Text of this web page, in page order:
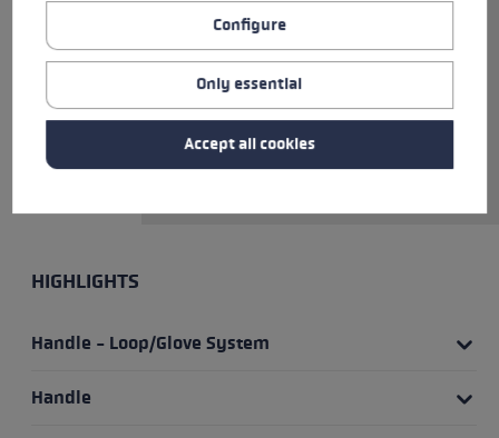
sensationally light thanks to
system delivers superior control
thanks to direct contact
between glove and pole, easy to
clip in and back out again.
HIGHLIGHTS
Handle - Loop/Glove System
Handle
Configure
Only essential
Accept all cookies